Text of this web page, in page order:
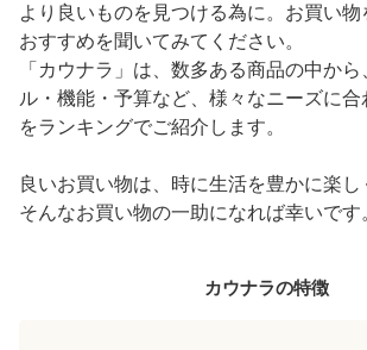
より良いものを見つける為に。お買い
おすすめを聞いてみてください。
「カウナラ」は、数多ある商品の中か
ル・機能・予算など、様々なニーズに
をランキングでご紹介します。
良いお買い物は、時に生活を豊かに楽し
そんなお買い物の一助になれば幸いです
カウナラの特徴